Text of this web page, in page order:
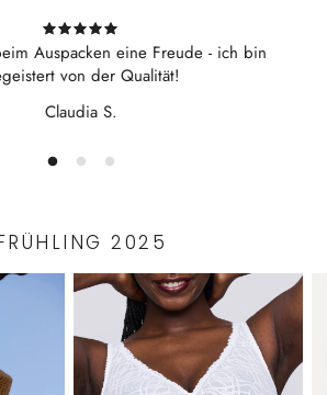
Auspacken eine Freude - ich bin
von der Qualität!
Claudia S.
2025